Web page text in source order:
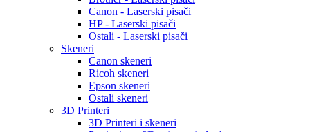
Canon - Laserski pisači
HP - Laserski pisači
Ostali - Laserski pisači
Skeneri
Canon skeneri
Ricoh skeneri
Epson skeneri
Ostali skeneri
3D Printeri
3D Printeri i skeneri